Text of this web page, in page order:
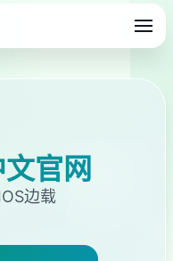
官网
边载